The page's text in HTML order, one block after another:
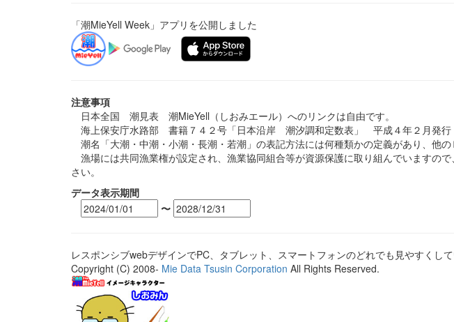
「潮MieYell Week」アプリを公開しました
注意事項
日本全国 潮見表 潮MieYell（しおみエール）へのリンクは自由です。
海上保安庁水路部 書籍７４２号「日本沿岸 潮汐調和定数表」 平成４年２月発行
潮名「大潮・中潮・小潮・長潮・若潮」の表記方法には何種類かの定義があり、他の
漁場には共同漁業権が設定され、漁業協同組合等が資源保護に取り組んでいますの
さい。
データ表示期間
〜
レスポンシブwebデザインでPC、タブレット、スマートフォンのどれでも見やすくして
Copyright (C) 2008- Mie Data Tsusin Corporation All Rights Reserved.